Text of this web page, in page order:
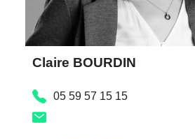
Claire BOURDIN
05 59 57 15 15